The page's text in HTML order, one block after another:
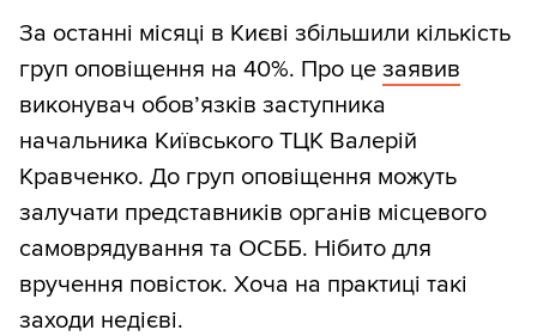
За останні місяці в Києві збільшили кількість
груп оповіщення на 40%. Про це заявив
виконувач обов’язків заступника
начальника Київського ТЦК Валерій
Кравченко. До груп оповіщення можуть
залучати представників органів місцевого
самоврядування та ОСББ. Нібито для
вручення повісток. Хоча на практиці такі
заходи недієві.